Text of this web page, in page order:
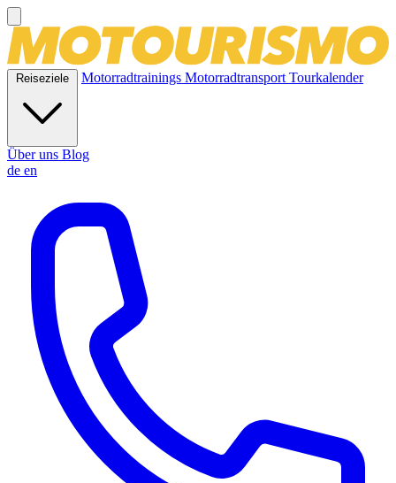
Reiseziele Motorradtrainings MotorradtransportTourkalender
Über uns Blog
de en